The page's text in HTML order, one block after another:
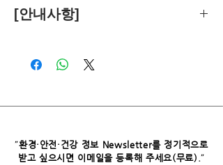
[안내사항]
객관적 기준에 따라 독립적으로 수행합
파트너스로부터 소정의 수수료를 받습
없습니다.
"환경·안전·건강 정보 Newsletter를 정기적으로
받고 싶으시면​ 이메일을 등록해 주세요(무료)."